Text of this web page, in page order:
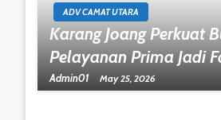
ADV CAMAT UTARA
Karang Joang Perkuat
Pelayanan Prima Jadi
Admin01 May 25, 2026